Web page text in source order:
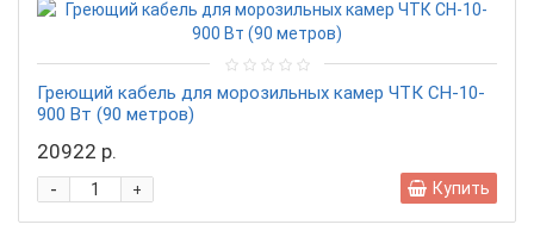
Греющий кабель для морозильных камер ЧТК СН-10-
900 Вт (90 метров)
20922 р.
+
- Купить